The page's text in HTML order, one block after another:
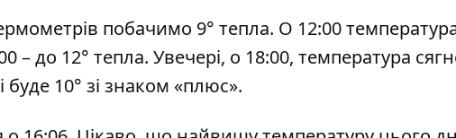
побачимо 9° тепла. О 12:00
– до 12° тепла. Увечері, о 18:00, температура
10° зі знаком «плюс».